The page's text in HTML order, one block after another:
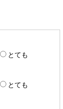
とても
とても